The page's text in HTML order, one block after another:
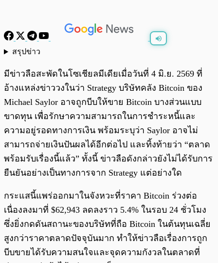
สรุปข่าว
มีข่าวลือสะพัดในโซเชียลมีเดียเมื่อวันที่ 4 มิ.ย. 2569 ที่
อ้างแหล่งข่าววงในว่า Strategy บริษัทคลัง Bitcoin ของ
Michael Saylor อาจถูกบีบให้ขาย Bitcoin บางส่วนแบบ
ขาดทุน เพื่อรักษาความสามารถในการชำระหนี้และ
ความอยู่รอดทางการเงิน พร้อมระบุว่า Saylor อาจไม่
สามารถจ่ายเงินปันผลได้อีกต่อไป และทิ้งท้ายว่า “ตลาด
พร้อมรับเรื่องนี้แล้ว” ทั้งนี้ ข่าวลือดังกล่าวยังไม่ได้รับการ
ยืนยันอย่างเป็นทางการจาก Strategy แต่อย่างใด
กระแสนี้แพร่ออกมาในจังหวะที่ราคา Bitcoin ร่วงต่อ
เนื่องลงมาที่ $62,943 ลดลงราว 5.4% ในรอบ 24 ชั่วโมง
ซึ่งยิ่งกดดันสถานะของบริษัทที่ถือ Bitcoin ในต้นทุนเฉลี่ย
สูงกว่าราคาตลาดปัจจุบันมาก ทำให้ข่าวลือเรื่องการถูก
บีบขายได้รับความสนใจและจุดความกังวลในตลาดที่